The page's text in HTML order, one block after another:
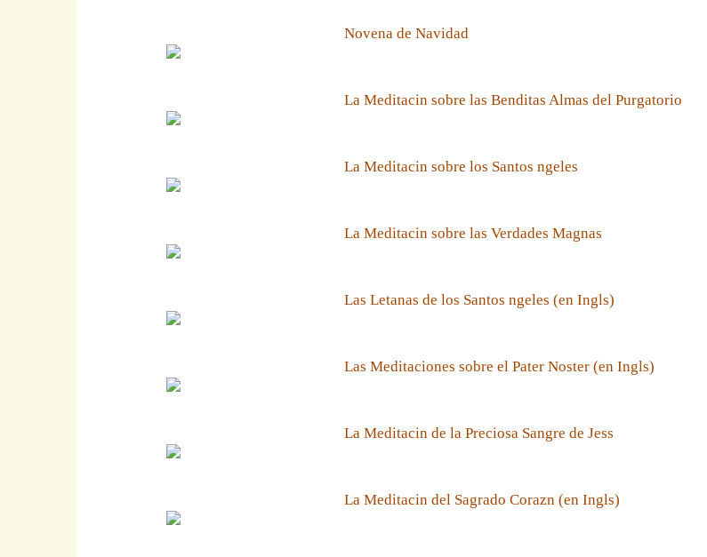
Novena de Navidad
La Meditacin sobre las Benditas Almas del Purgatorio
La Meditacin sobre los Santos ngeles
La Meditacin sobre las Verdades Magnas
Las Letanas de los Santos ngeles (en Ingls)
Las Meditaciones sobre el Pater Noster (en Ingls)
La Meditacin de la Preciosa Sangre de Jess
La Meditacin del Sagrado Corazn (en Ingls)